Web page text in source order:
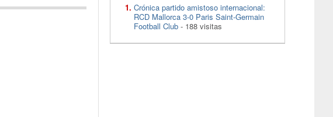
Crónica partido amistoso internacional:
RCD Mallorca 3-0 Paris Saint-Germain
Football Club - 188 visitas